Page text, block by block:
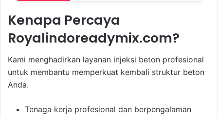
Kenapa Percaya
Royalindoreadymix.com?
Kami menghadirkan layanan injeksi beton profesional
untuk membantu memperkuat kembali struktur beton
Anda.
Tenaga kerja profesional dan berpengalaman